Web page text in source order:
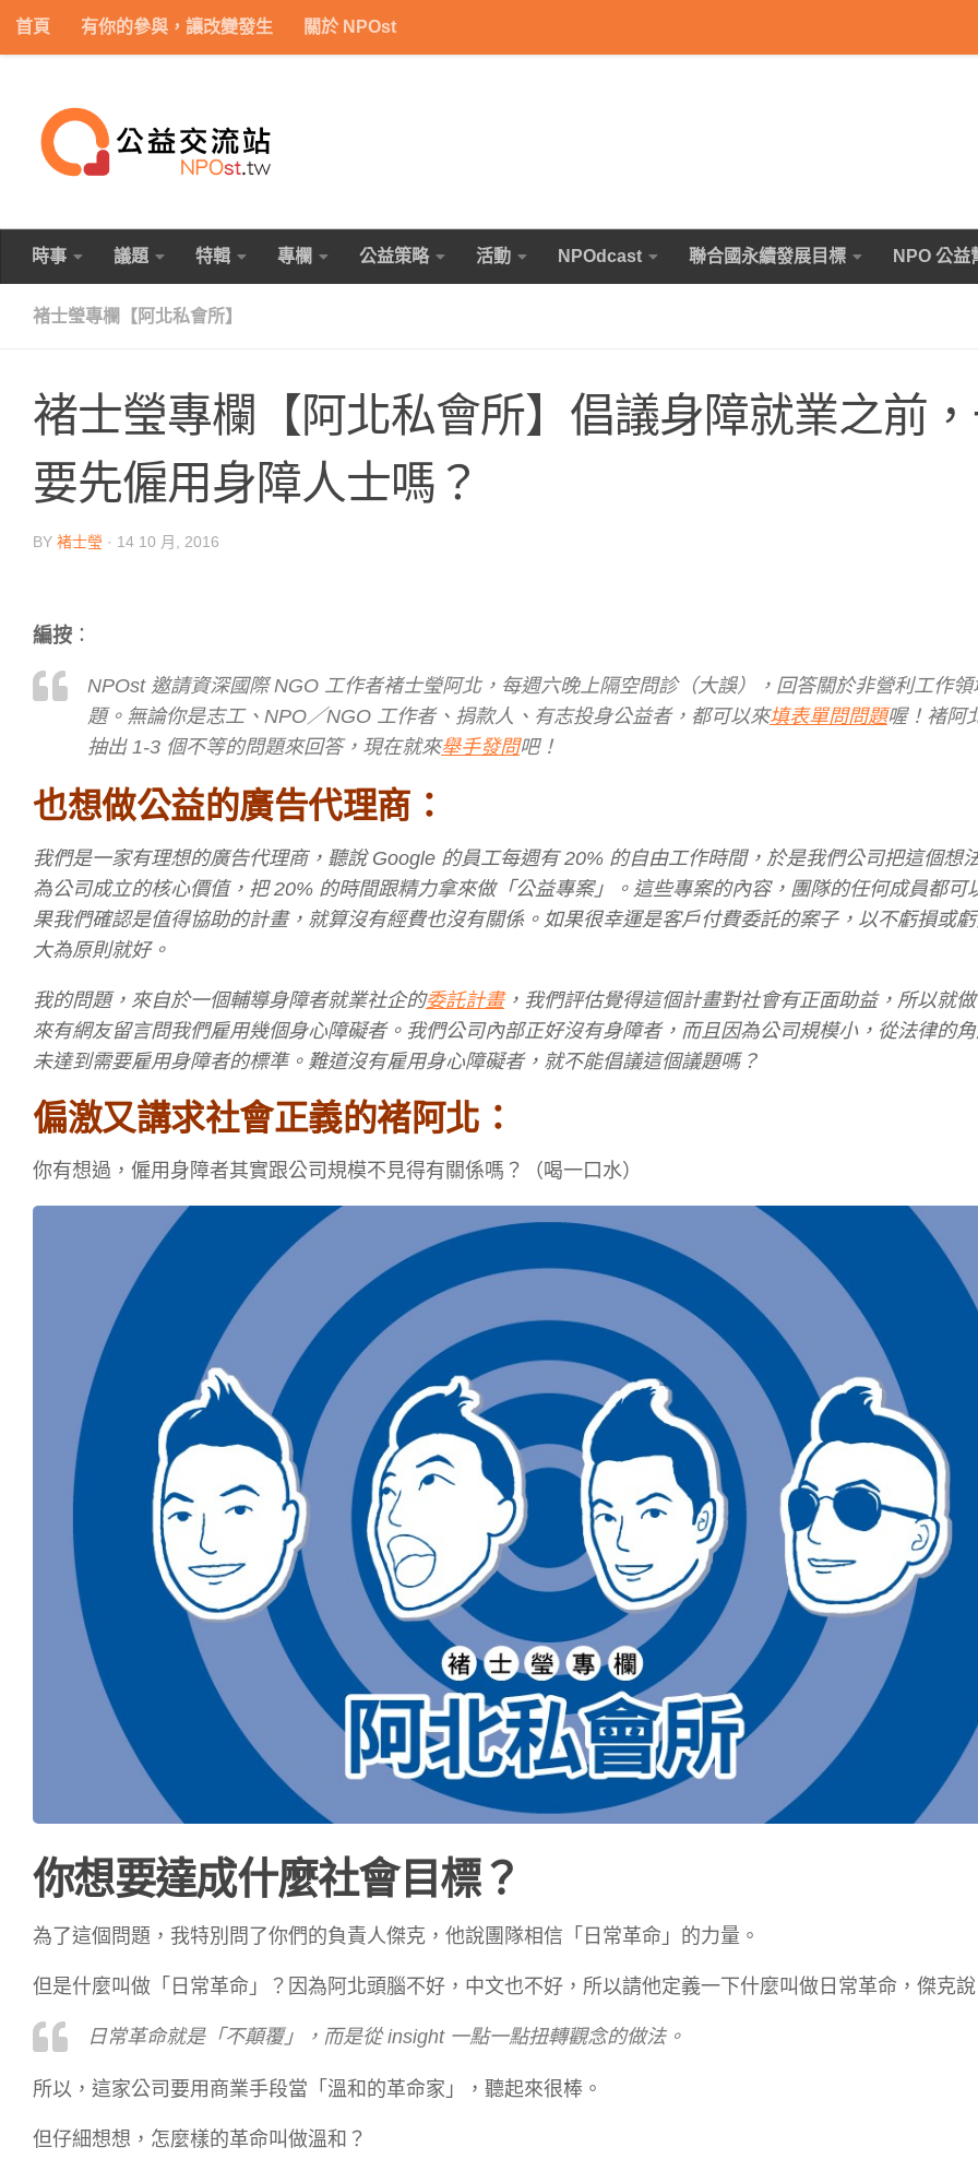
Skip to content
首頁 有你的參與，讓改變發生 關於 NPOst
時事 議題 特輯 專欄 公益策略 活動 NPOdcast 聯合國永續發展目標 NPO 公益
褚士瑩專欄【阿北私會所】
褚士瑩專欄【阿北私會所】倡議身障就業之前
要先僱用身障人士嗎？
BY 褚士瑩 · 14 10 月, 2016
編按 ：
NPOst 邀請資深國際 NGO 工作者褚士瑩阿北，每週六晚上隔空問診（大誤），回答關於非營利工作領
題。無論你是志工、NPO／NGO 工作者、捐款人、有志投身公益者，都可以來填表單問問題喔！褚阿
抽出 1-3 個不等的問題來回答，現在就來舉手發問吧！
也想做公益的廣告代理商：
我們是一家有理想的廣告代理商，聽說 Google 的員工每週有 20% 的自由工作時間，於是我們公司把這個想
為公司成立的核心價值，把 20% 的時間跟精力拿來做「公益專案」。這些專案的內容，團隊的任何成員都可
果我們確認是值得協助的計畫，就算沒有經費也沒有關係。如果很幸運是客戶付費委託的案子，以不虧損或
大為原則就好。
我的問題，來自於一個輔導身障者就業社企的委託計畫，我們評估覺得這個計畫對社會有正面助益，所以就
來有網友留言問我們雇用幾個身心障礙者。我們公司內部正好沒有身障者，而且因為公司規模小，從法律的
未達到需要雇用身障者的標準。難道沒有雇用身心障礙者，就不能倡議這個議題嗎？
偏激又講求社會正義的褚阿北：
你有想過，僱用身障者其實跟公司規模不見得有關係嗎？（喝一口水）
你想要達成什麼社會目標？
為了這個問題，我特別問了你們的負責人傑克，他說團隊相信「日常革命」的力量。
但是什麼叫做「日常革命」？因為阿北頭腦不好，中文也不好，所以請他定義一下什麼叫做日常革命，傑克
日常革命就是「不顛覆」，而是從 insight 一點一點扭轉觀念的做法。
所以，這家公司要用商業手段當「溫和的革命家」，聽起來很棒。
但仔細想想，怎麼樣的革命叫做溫和？